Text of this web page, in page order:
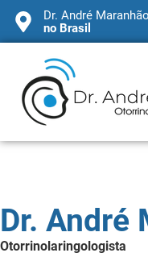
Dr. André
no Brasil
Dr. André
Otorrinolaringologista